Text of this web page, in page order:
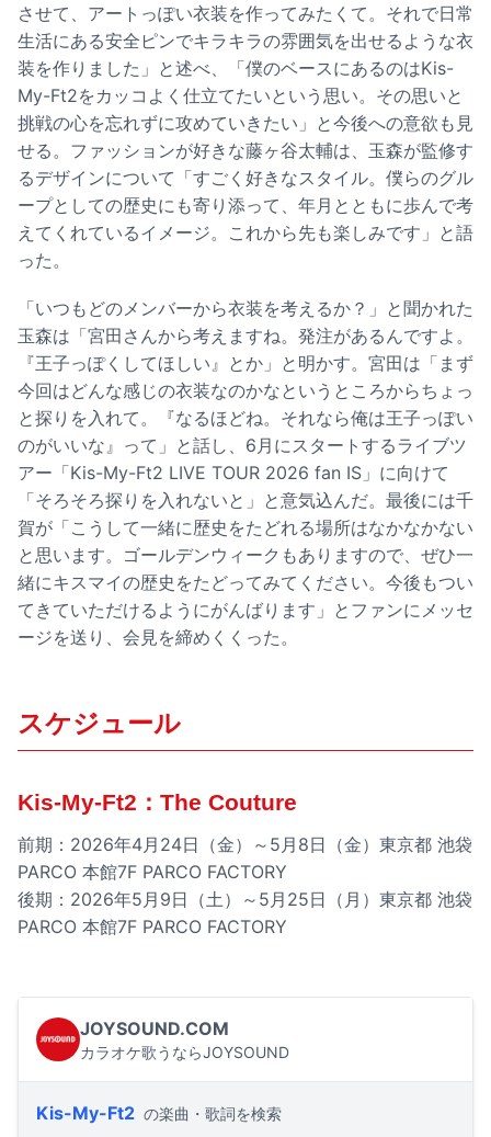
させて、アートっぽい衣装を作ってみたくて。それで日常
生活にある安全ピンでキラキラの雰囲気を出せるような衣
装を作りました」と述べ、「僕のベースにあるのはKis-
My-Ft2をカッコよく仕立てたいという思い。その思いと
挑戦の心を忘れずに攻めていきたい」と今後への意欲も見
せる。ファッションが好きな藤ヶ谷太輔は、玉森が監修す
るデザインについて「すごく好きなスタイル。僕らのグル
ープとしての歴史にも寄り添って、年月とともに歩んで考
えてくれているイメージ。これから先も楽しみです」と語
った。
「いつもどのメンバーから衣装を考えるか？」と聞かれた
玉森は「宮田さんから考えますね。発注があるんですよ。
『王子っぽくしてほしい』とか」と明かす。宮田は「まず
今回はどんな感じの衣装なのかなというところからちょっ
と探りを入れて。『なるほどね。それなら俺は王子っぽい
のがいいな』って」と話し、6月にスタートするライブツ
アー「Kis-My-Ft2 LIVE TOUR 2026 fan IS」に向けて
「そろそろ探りを入れないと」と意気込んだ。最後には千
賀が「こうして一緒に歴史をたどれる場所はなかなかない
と思います。ゴールデンウィークもありますので、ぜひ一
緒にキスマイの歴史をたどってみてください。今後もつい
てきていただけるようにがんばります」とファンにメッセ
ージを送り、会見を締めくくった。
スケジュール
Kis-My-Ft2：The Couture
前期：2026年4月24日（金）～5月8日（金）東京都 池袋
PARCO 本館7F PARCO FACTORY
後期：2026年5月9日（土）～5月25日（月）東京都 池袋
PARCO 本館7F PARCO FACTORY
JOYSOUND.COM
カラオケ歌うならJOYSOUND
Kis-My-Ft2 の楽曲・歌詞を検索